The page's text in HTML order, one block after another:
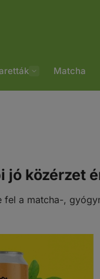
Matcha
közérzet
a matcha-,